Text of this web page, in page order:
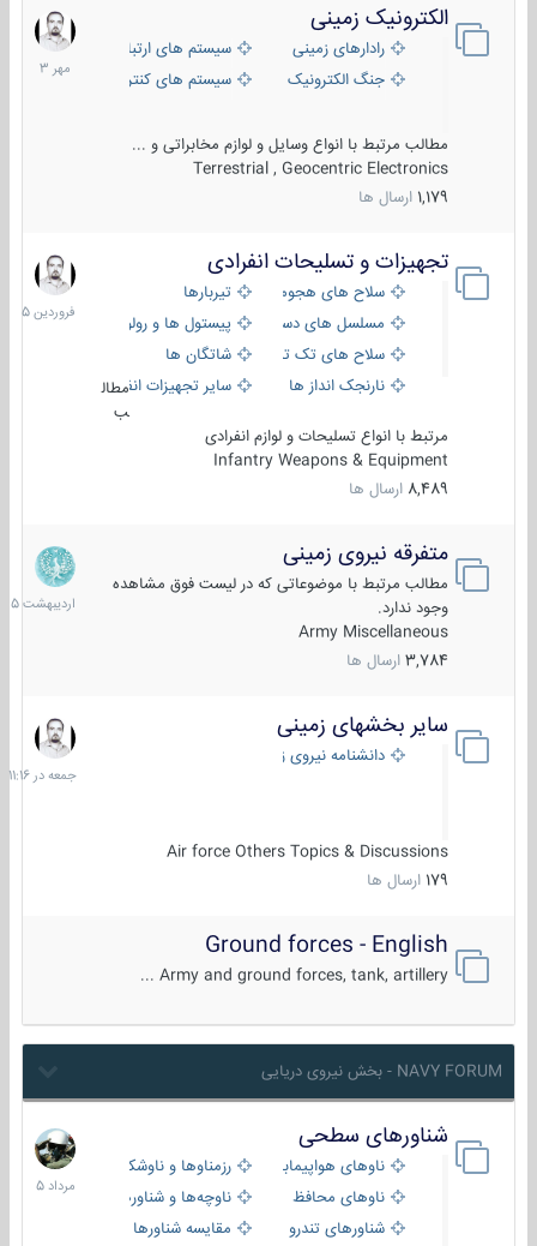
الکترونیک زمینی
رادارهای زمینی
سیستم های ارتباطی و جمع آوری
جنگ الکترونیک
سیستم های کنترل آتش و تجهیزات
مطالب مرتبط با انواع وسایل و لوازم مخابراتی و ...
Terrestrial , Geocentric Electronics
1,179 ارسال ها
1
مهر
1403
تجهیزات و تسلیحات انفرادی
سلاح های هجومی
تیربارها
مسلسل های دستی
پیستول ها و رولورها
سلاح های تک تیر اندازیشاتگان ها
نارنجک انداز ها
سایر تجهیزات انفرادی
مطال
ب
مرتبط با انواع تسلیحات و لوازم انفرادی
Infantry Weapons & Equipment
8,489 ارسال ها
17
فروردین
1405
متفرقه نیروی زمینی
مطالب مرتبط با موضوعاتی که در لیست فوق مشاهده
وجود ندارد.
Army Miscellaneous
3,784 ارسال ها
27
1405
سایر بخشهای زمینی
دانشنامه نیروی زمینی
Air force Others Topics & Discussions
179 ارسال ها
جمعه
در
11:16
Ground forces - English
Army and ground forces, tank, artillery ...
NAVY FORUM - بخش نیروی دریایی
شناورهای سطحی
ناوهای هواپیمابر و بالگرد بررزمناوها و ناوشکن‌ها
ناوهای محافظ
ناوچه‌ها و شناورهای گشتی
شناورهای تندرو
مقایسه شناورها
2
مرداد
1405